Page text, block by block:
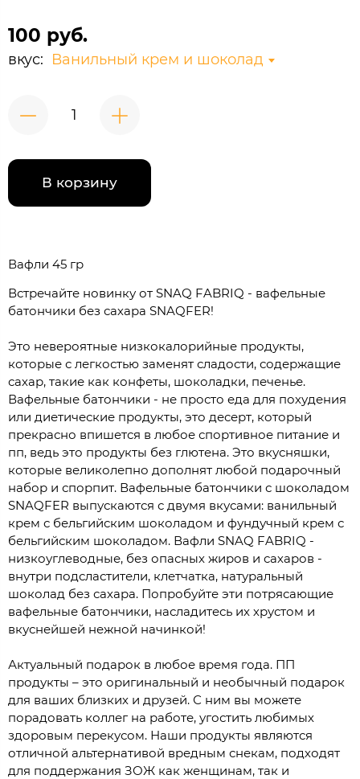
100 руб.
вкус: Ванильный крем и шоколад
В корзину
Вафли 45 гр
Встречайте новинку от SNAQ FABRIQ - вафельные
батончики без сахара SNAQFER!
Это невероятные низкокалорийные продукты,
которые с легкостью заменят сладости, содержащие
сахар, такие как конфеты, шоколадки, печенье.
Вафельные батончики - не просто еда для похудения
или диетические продукты, это десерт, который
прекрасно впишется в любое спортивное питание и
пп, ведь это продукты без глютена. Это вкусняшки,
которые великолепно дополнят любой подарочный
набор и спорпит. Вафельные батончики с шоколадом
SNAQFER выпускаются с двумя вкусами: ванильный
крем с бельгийским шоколадом и фундучный крем с
бельгийским шоколадом. Вафли SNAQ FABRIQ -
низкоуглеводные, без опасных жиров и сахаров -
внутри подсластители, клетчатка, натуральный
шоколад без сахара. Попробуйте эти потрясающие
вафельные батончики, насладитесь их хрустом и
вкуснейшей нежной начинкой!
Актуальный подарок в любое время года. ПП
продукты – это оригинальный и необычный подарок
для ваших близких и друзей. С ним вы можете
порадовать коллег на работе, угостить любимых
здоровым перекусом. Наши продукты являются
отличной альтернативой вредным снекам, подходят
для поддержания ЗОЖ как женщинам, так и